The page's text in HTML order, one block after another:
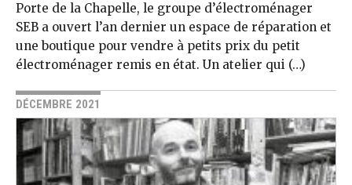
Porte de la Chapelle, le groupe d’électroménager
SEB a ouvert l’an dernier un espace de réparation et
une boutique pour vendre à petits prix du petit
électroménager remis en état. Un atelier qui (…)
DÉCEMBRE 2021